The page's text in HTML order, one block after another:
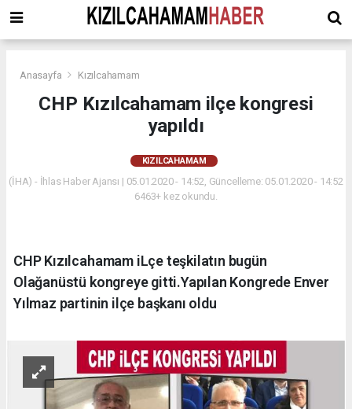
Anasayfa Kızılcahamam
CHP Kızılcahamam ilçe kongresi
yapıldı
KIZILCAHAMAM
(İHA) - İhlas Haber Ajansı | 05.01.2020 - 14:52, Güncelleme: 05.01.2020 - 14:52
6463+ kez okundu.
CHP Kızılcahamam iLçe teşkilatın bugün
Olağanüstü kongreye gitti.Yapılan Kongrede Enver
Yılmaz partinin ilçe başkanı oldu